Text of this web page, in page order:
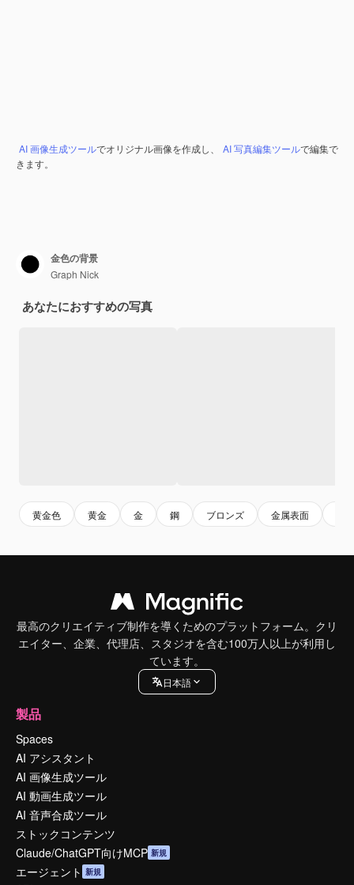
AI 画像生成ツールでオリジナル画像を作成し、 AI 写真編集ツールで編集で
きます。
金色の背景
Graph Nick
あなたにおすすめの写真
黄金色 黄金 金 鋼 ブロンズ 金属表面
最高のクリエイティブ制作を導くためのプラットフォーム。クリ
エイター、企業、代理店、スタジオを含む100万人以上が利用し
ています。
日本語
製品
Spaces
AI アシスタント
AI 画像生成ツール
AI 動画生成ツール
AI 音声合成ツール
ストックコンテンツ
Claude/ChatGPT向けMCP 新規
エージェント 新規